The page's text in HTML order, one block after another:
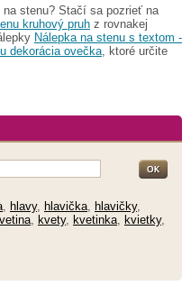
stenu? Stačí sa pozrieť na
kruhový pruh z rovnakej
Nálepka na stenu s textom -
dekorácia ovečka , ktoré určite
hlavy, hlavička hlavičky,
kvety, kvetinka kvietky,